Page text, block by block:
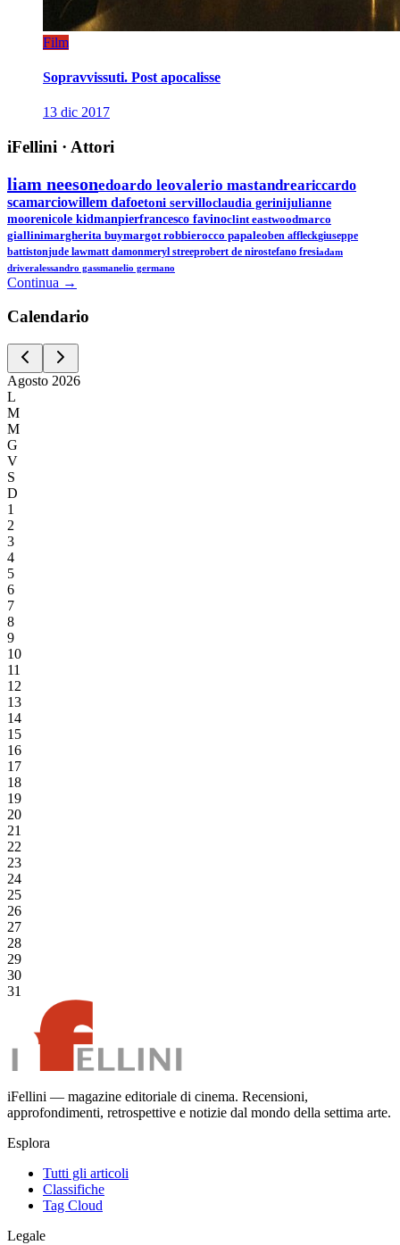
Film
Sopravvissuti. Post apocalisse
13 dic 2017
iFellini · Attori
liam neesonedoardo leovalerio mastandreariccardo
scamarciowillem dafoetoni servilloclaudia gerinijulianne
moorenicole kidmanpierfrancesco favinoclint eastwoodmarco
giallinimargherita buymargot robbierocco papaleoben affleckgiuseppe
battistonjude lawmatt damonmeryl streeprobert de nirostefano fresiadam
driveralessandro gassmanelio germano
Continua →
Calendario
Agosto 2026
L
M
M
G
V
S
D
1
2
3
4
5
6
7
8
9
10
11
12
13
14
15
16
17
18
19
20
21
22
23
24
25
26
27
28
29
30
31
iFellini — magazine editoriale di cinema. Recensioni,
approfondimenti, retrospettive e notizie dal mondo della settima arte.
Esplora
Tutti gli articoli
Classifiche
Tag Cloud
Legale